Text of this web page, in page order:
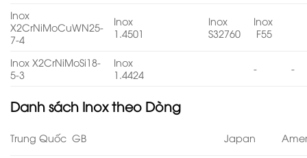
Inox
X2CrNiMoCuWN25-
7-4
Inox
1.4501
Inox
S32760
Inox
F55
Inox X2CrNiMoSi18-
5-3
Inox
1.4424
- -
Danh sách Inox theo Dòng
Trung Quốc GB Japan